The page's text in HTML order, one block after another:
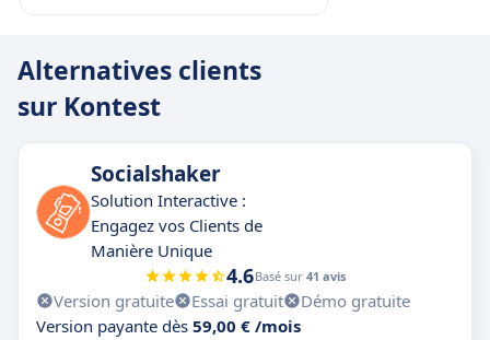
Alternatives clients
sur Kontest
Socialshaker
Solution Interactive :
Engagez vos Clients de
Manière Unique
4.6Basé sur 41 avis
Version gratuite Essai gratuit
Démo gratuite
Version payante dès 59,00 € /mois